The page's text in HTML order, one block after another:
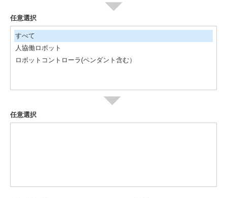
任意選択
すべて
人協働ロボット
ロボットコントローラ(ペンダント含む）
任意選択